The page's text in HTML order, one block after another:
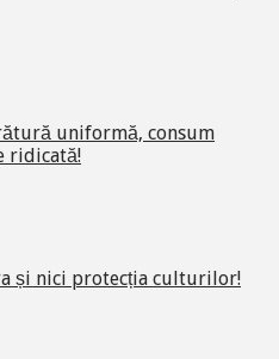
uniformă, consum
ridicată!
și nici protecția culturilor!